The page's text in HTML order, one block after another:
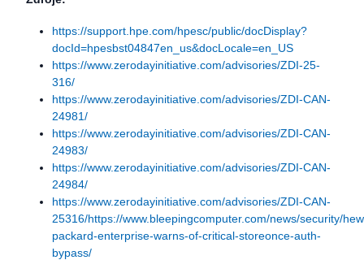
https://support.hpe.com/hpesc/public/docDisplay?
docId=hpesbst04847en_us&docLocale=en_US
https://www.zerodayinitiative.com/advisories/ZDI-25-
316/
https://www.zerodayinitiative.com/advisories/ZDI-CAN-
24981/
https://www.zerodayinitiative.com/advisories/ZDI-CAN-
24983/
https://www.zerodayinitiative.com/advisories/ZDI-CAN-
24984/
https://www.zerodayinitiative.com/advisories/ZDI-CAN-
25316/https://www.bleepingcomputer.com/news/security/
packard-enterprise-warns-of-critical-storeonce-auth-
bypass/